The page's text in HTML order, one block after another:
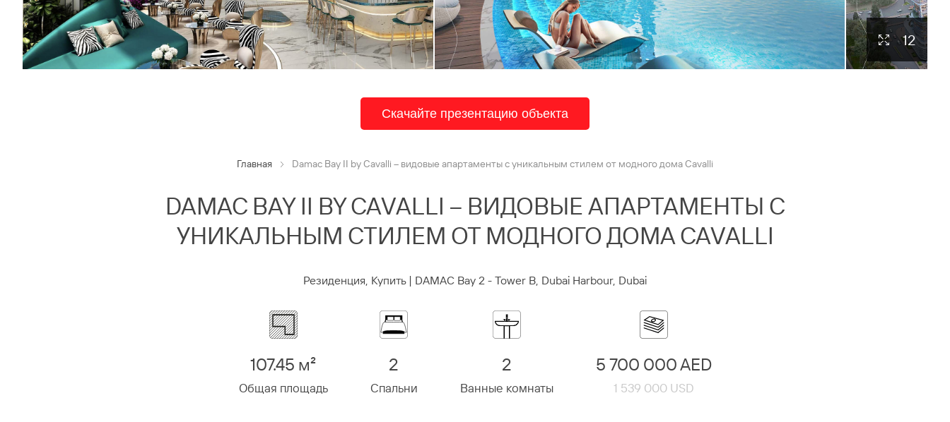
12
Скачайте презентацию объекта
Главная Damac Bay II by Cavalli – видовые апартаменты с уникальным стилем от модного дома Cavalli
DAMAC BAY II BY CAVALLI – ВИДОВЫЕ АПАРТАМЕНТЫ С
УНИКАЛЬНЫМ СТИЛЕМ ОТ МОДНОГО ДОМА CAVALLI
Резиденция, Купить | DAMAC Bay 2 - Tower B, Dubai Harbour, Dubai
107.45 м²
Общая площадь
2
Спальни
2
Ванные комнаты
5 700 000 AED
1 539 000 USD